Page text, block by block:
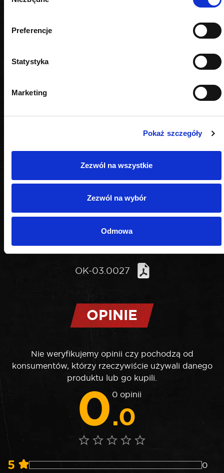
Preferencje
Statystyka
Marketing
Pokaż szczegóły
Zezwól na wszystkie
Zezwól na wybór
Odmowa
DO POBRANIA
OK-03.0027
OPINIE
Nie weryfikujemy opinii czy pochodzą od
konsumentów, którzy rzeczywiście używali danego
produktu lub go kupili.
0.0
0 opinii
5 0